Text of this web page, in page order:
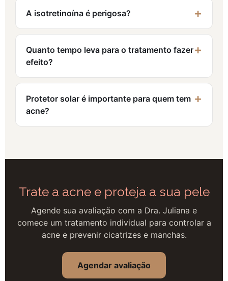
A isotretinoína é perigosa?
Quanto tempo leva para o tratamento fazer
efeito?
Protetor solar é importante para quem tem
acne?
Trate a acne e proteja a sua pele
Agende sua avaliação com a Dra. Juliana e
comece um tratamento individual para controlar a
acne e prevenir cicatrizes e manchas.
Agendar avaliação